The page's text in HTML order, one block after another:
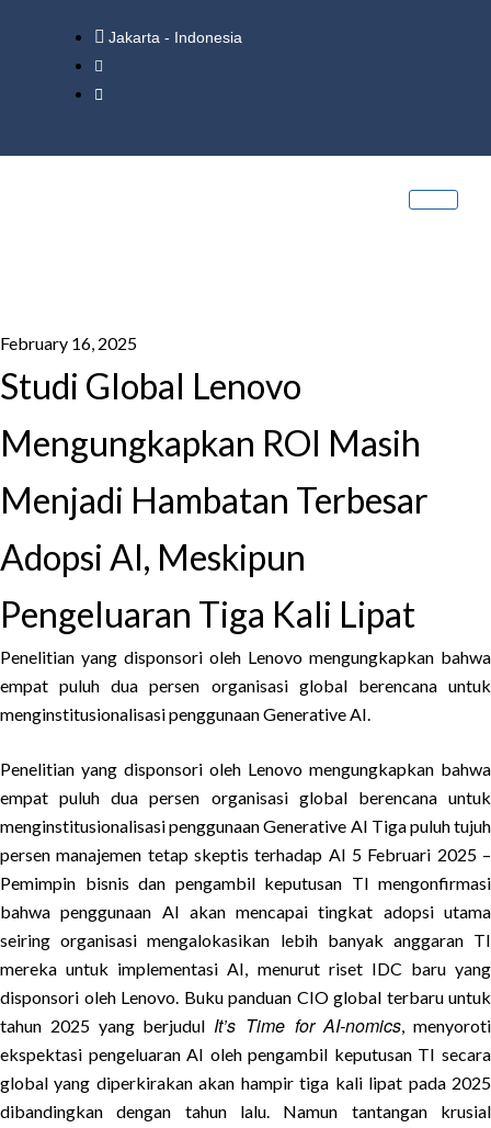
Jakarta - Indonesia
February 16, 2025
Studi Global Lenovo
Mengungkapkan ROI Masih
Menjadi Hambatan Terbesar
Adopsi AI, Meskipun
Pengeluaran Tiga Kali Lipat
Penelitian yang disponsori oleh Lenovo mengungkapkan bahwa
empat puluh dua persen organisasi global berencana untuk
menginstitusionalisasi penggunaan Generative AI.
Penelitian yang disponsori oleh Lenovo mengungkapkan bahwa
empat puluh dua persen organisasi global berencana untuk
menginstitusionalisasi penggunaan Generative AI Tiga puluh tujuh
persen manajemen tetap skeptis terhadap AI 5 Februari 2025 –
Pemimpin bisnis dan pengambil keputusan TI mengonfirmasi
bahwa penggunaan AI akan mencapai tingkat adopsi utama
seiring organisasi mengalokasikan lebih banyak anggaran TI
mereka untuk implementasi AI, menurut riset IDC baru yang
disponsori oleh Lenovo. Buku panduan CIO global terbaru untuk
tahun 2025 yang berjudul It’s Time for AI-nomics, menyoroti
ekspektasi pengeluaran AI oleh pengambil keputusan TI secara
global yang diperkirakan akan hampir tiga kali lipat pada 2025
dibandingkan dengan tahun lalu. Namun tantangan krusial